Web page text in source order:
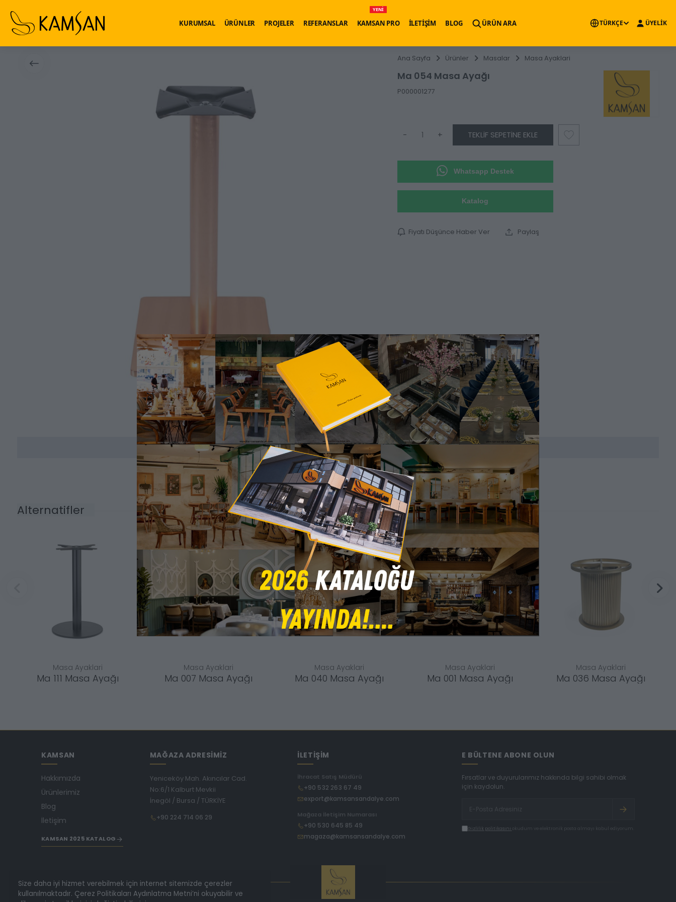
KURUMSAL ÜRÜNLER PROJELER REFERANSLAR
YENİ
KAMSAN PRO İLETİŞİM BLOG ÜRÜN ARA TÜRKÇE ÜYELİK
Ana Sayfa Ürünler Masalar Masa Ayaklari
Ma 054 Masa Ayağı
P000001277
- + TEKLIF SEPETINE EKLE
Whatsapp Destek
Katalog
Fiyatı Düşünce Haber Ver Paylaş
Ürün Bilgisi Katalog
Alternatifler
Masa Ayaklari
Ma 111 Masa Ayağı
Masa Ayaklari
Ma 007 Masa Ayağı
Masa Ayaklari
Ma 040 Masa Ayağı
Masa Ayaklari
Ma 001 Masa Ayağı
Masa Ayaklari
Ma 036 Masa Ayağı
KAMSAN
Hakkımızda
Ürünlerimiz
Blog
İletişim
KAMSAN 2025 KATALOG
MAĞAZA ADRESİMİZ
Yeniceköy Mah. Akıncılar Cad.
No:6/1 Kalburt Mevkii
İnegöl / Bursa / TÜRKİYE
+90 224 714 06 29
İLETİŞİM
İhracat Satış Müdürü
+90 532 263 67 49
export@kamsansandalye.com
Mağaza İletişim Numarası
+90 530 645 85 49
magaza@kamsansandalye.com
E BÜLTENE ABONE OLUN
Fırsatlar ve duyurularımız hakkında bilgi sahibi olmak
için kaydolun.
Gizlilik politikasını okudum ve elektronik posta almayı kabul ediyorum.
Size daha iyi hizmet verebilmek için internet sitemizde çerezler
kullanılmaktadır. Çerez Politikaları Aydınlatma Metni’ni okuyabilir ve
×